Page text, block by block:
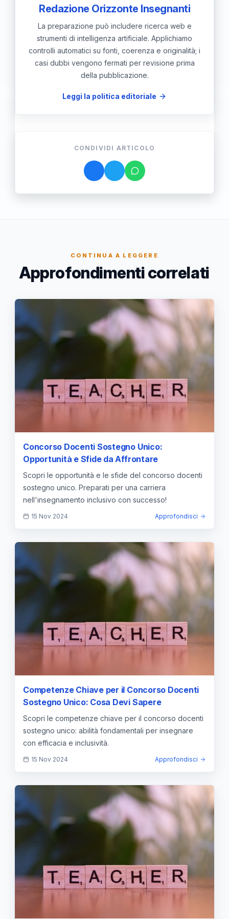
Redazione Orizzonte Insegnanti
La preparazione può includere ricerca web e
strumenti di intelligenza artificiale. Applichiamo
controlli automatici su fonti, coerenza e originalità; i
casi dubbi vengono fermati per revisione prima
della pubblicazione.
Leggi la politica editoriale
CONDIVIDI ARTICOLO
CONTINUA A LEGGERE
Approfondimenti correlati
Concorso Docenti Sostegno Unico:
Opportunità e Sfide da Affrontare
Scopri le opportunità e le sfide del concorso docenti
sostegno unico. Preparati per una carriera
nell'insegnamento inclusivo con successo!
15 Nov 2024 Approfondisci
Competenze Chiave per il Concorso Docenti
Sostegno Unico: Cosa Devi Sapere
Scopri le competenze chiave per il concorso docenti
sostegno unico: abilità fondamentali per insegnare
con efficacia e inclusività.
15 Nov 2024 Approfondisci